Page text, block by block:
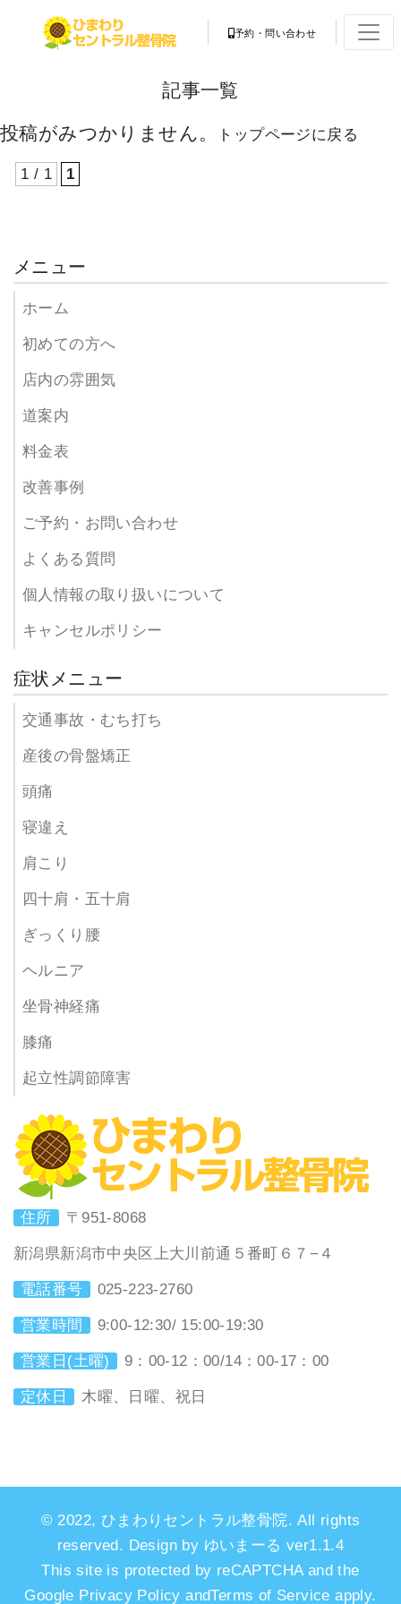
予約・問い合わせ
記事一覧
投稿がみつかりません。 トップページに戻る
1 / 1 1
メニュー
ホーム
初めての方へ
店内の雰囲気
道案内
料金表
改善事例
ご予約・お問い合わせ
よくある質問
個人情報の取り扱いについて
キャンセルポリシー
症状メニュー
交通事故・むち打ち
産後の骨盤矯正
頭痛
寝違え
肩こり
四十肩・五十肩
ぎっくり腰
ヘルニア
坐骨神経痛
膝痛
起立性調節障害
住所 〒951-8068
新潟県新潟市中央区上大川前通５番町６７−４
電話番号 025-223-2760
営業時間 9:00-12:30/ 15:00-19:30
営業日(土曜) 9：00-12：00/14：00-17：00
定休日 木曜、日曜、祝日
© 2022, ひまわりセントラル整骨院. All rights
reserved. Design by ゆいまーる ver1.1.4
This site is protected by reCAPTCHA and the
Google Privacy Policy andTerms of Service apply.